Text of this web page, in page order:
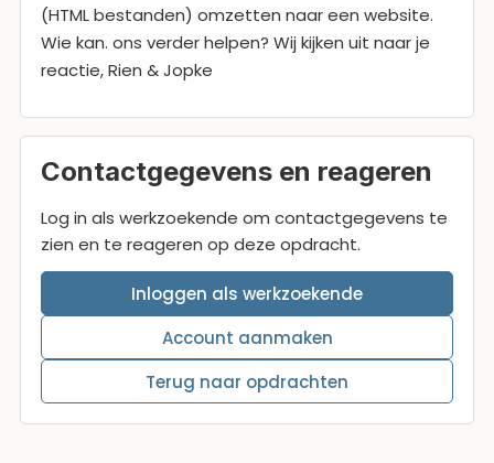
(HTML bestanden) omzetten naar een website.
Wie kan. ons verder helpen? Wij kijken uit naar je
reactie, Rien & Jopke
Contactgegevens en reageren
Log in als werkzoekende om contactgegevens te
zien en te reageren op deze opdracht.
Inloggen als werkzoekende
Account aanmaken
Terug naar opdrachten